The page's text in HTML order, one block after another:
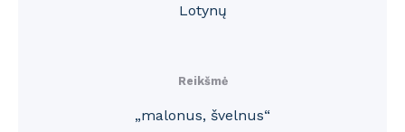
Lotynų
Reikšmė
„malonus, švelnus“